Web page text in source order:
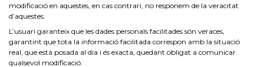
modificació en aquestes, en cas contrari, no responem de la veracitat
d’aquestes.
L’usuari garanteix que les dades personals facilitades són veraces,
garantint que tota la informació facilitada correspon amb la situació
real, que està posada al dia i és exacta, quedant obligat a comunicar
qualsevol modificació.